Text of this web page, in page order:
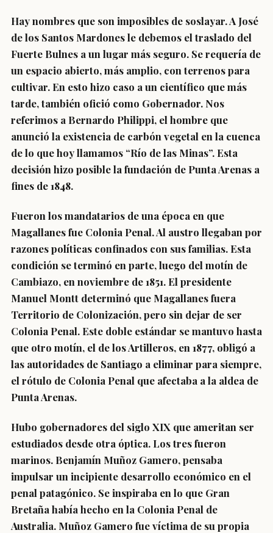
Hay nombres que son imposibles de soslayar. A José
de los Santos Mardones le debemos el traslado del
Fuerte Bulnes a un lugar más seguro. Se requería de
un espacio abierto, más amplio, con terrenos para
cultivar. En esto hizo caso a un científico que más
tarde, también ofició como Gobernador. Nos
referimos a Bernardo Philippi, el hombre que
anunció la existencia de carbón vegetal en la cuenca
de lo que hoy llamamos “Río de las Minas”. Esta
decisión hizo posible la fundación de Punta Arenas a
fines de 1848.
Fueron los mandatarios de una época en que
Magallanes fue Colonia Penal. Al austro llegaban por
razones políticas confinados con sus familias. Esta
condición se terminó en parte, luego del motín de
Cambiazo, en noviembre de 1851. El presidente
Manuel Montt determinó que Magallanes fuera
Territorio de Colonización, pero sin dejar de ser
Colonia Penal. Este doble estándar se mantuvo hasta
que otro motín, el de los Artilleros, en 1877, obligó a
las autoridades de Santiago a eliminar para siempre,
el rótulo de Colonia Penal que afectaba a la aldea de
Punta Arenas.
Hubo gobernadores del siglo XIX que ameritan ser
estudiados desde otra óptica. Los tres fueron
marinos. Benjamín Muñoz Gamero, pensaba
impulsar un incipiente desarrollo económico en el
penal patagónico. Se inspiraba en lo que Gran
Bretaña había hecho en la Colonia Penal de
Australia. Muñoz Gamero fue víctima de su propia